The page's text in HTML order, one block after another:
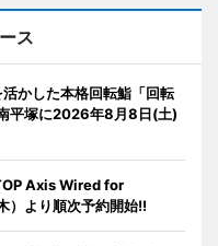
ス
かした本格回転鮨「回転
平塚に2026年8月8日(土)
Axis Wired for
より順次予約開始!!